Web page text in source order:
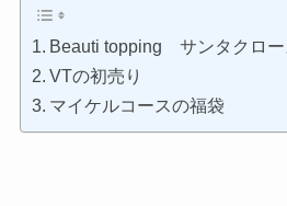
Beauti topping サンタクロー
VTの初売り
マイケルコースの福袋